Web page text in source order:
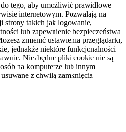
tego, aby umożliwić prawidłowe
internetowym. Pozwalają na
strony takich jak logowanie,
lub zapewnienie bezpieczeństwa
zmienić ustawienia przeglądarki,
jednakże niektóre funkcjonalności
Niezbędne pliki cookie nie są
na komputerze lub innym
z chwilą zamknięcia